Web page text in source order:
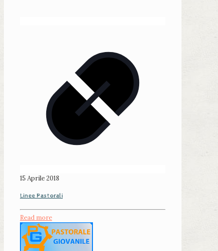
15 Aprile 2018
Linee Pastorali
Read more